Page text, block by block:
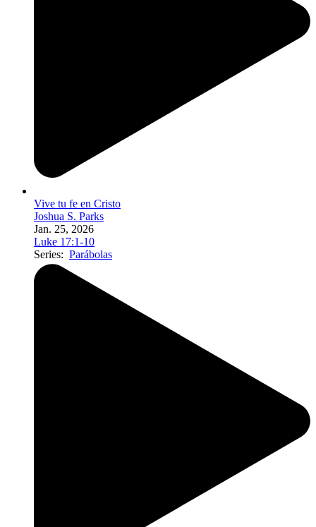
Vive tu fe en Cristo
Joshua S. Parks
Jan. 25, 2026
Luke 17:1-10
Series: Parábolas